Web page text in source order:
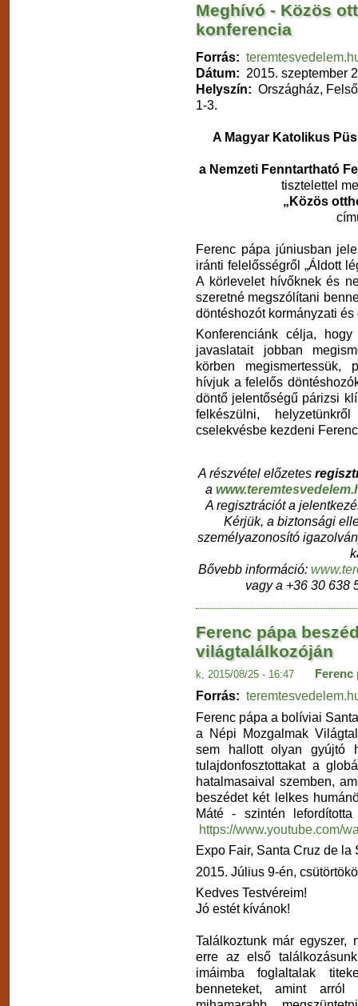
Meghívó - Közös
konferencia
Forrás:
Dátum: 2015. szeptember
Helyszín: Országház,
1-3.
A Magyar Katolikus
a Nemzeti Fenntartható
tisztelettel
„Közös
Ferenc pápa júniusban
iránti felelősségről „Áldott
A körlevelet hívőknek és
szeretné megszólítani
döntéshozót kormányzati
Konferenciánk célja,
javaslatait jobban
körben megismertessük,
hívjuk a felelős
döntő jelentőségű párizsi
felkészülni,
cselekvésbe kezdeni
A részvétel előzetes
a
A regisztrációt a
Kérjük, a biztonsági
személyazonosító
Bővebb információ:
vagy a +36 30 638
Ferenc pápa
világtalálkozóján
k, 2015/08/25 - 16:47 Ferenc
Forrás:
Ferenc pápa a bolíviai
a Népi Mozgalmak
sem hallott olyan gyújtó
tulajdonfosztottakat a
hatalmasaival szemben,
beszédet két lelkes
Máté - szintén
https://www.youtube.com/
Expo Fair, Santa Cruz de la
2015. Július 9-én,
Kedves Testvéreim!
Jó estét kívánok!
Találkoztunk már egyszer,
erre az első
imáimba foglaltalak
benneteket, amint arról